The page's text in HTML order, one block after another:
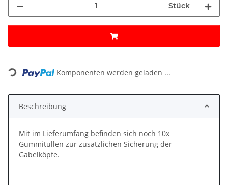
Stück
Komponenten werden geladen ...
Beschreibung
Mit im Lieferumfang befinden sich noch 10x
Gummitüllen zur zusätzlichen Sicherung der
Gabelköpfe.